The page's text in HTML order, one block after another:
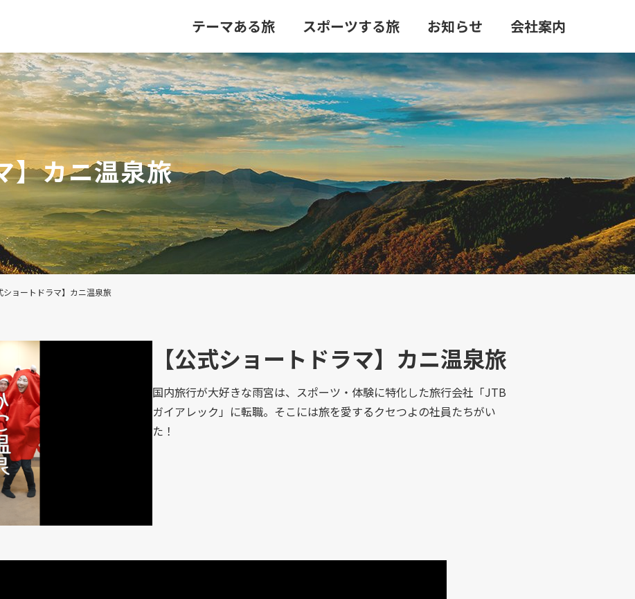
テーマある旅 スポーツする旅 お知らせ 会社案内
】カニ温泉旅
ショートドラマ】カニ温泉旅
【公式ショートドラマ】カニ温泉旅
国内旅行が大好きな雨宮は、スポーツ・体験に特化した旅行会社「JTB
ガイアレック」に転職。そこには旅を愛するクセつよの社員たちがい
た！